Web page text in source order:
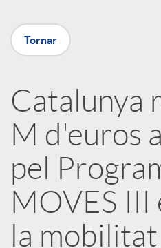
P
u
b
l
i
c
Tornar
Catalunya
M d'euros
pel
MOVES III
la